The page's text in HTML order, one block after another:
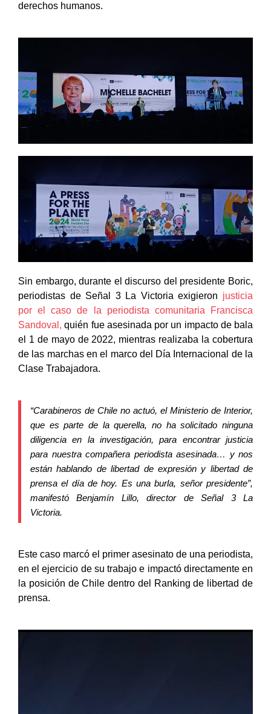
derechos humanos.
Sin embargo, durante el discurso del presidente Boric,
periodistas de Señal 3 La Victoria exigieron justicia
por el caso de la periodista comunitaria Francisca
Sandoval , quién fue asesinada por un impacto de bala
el 1 de mayo de 2022, mientras realizaba la cobertura
de las marchas en el marco del Día Internacional de la
Clase Trabajadora.
“Carabineros de Chile no actuó, el Ministerio de Interior,
que es parte de la querella, no ha solicitado ninguna
diligencia en la investigación, para encontrar justicia
para nuestra compañera periodista asesinada… y nos
están hablando de libertad de expresión y libertad de
prensa el día de hoy. Es una burla, señor presidente”,
manifestó Benjamín Lillo, director de Señal 3 La
Victoria.
Este caso marcó el primer asesinato de una periodista,
en el ejercicio de su trabajo e impactó directamente en
la posición de Chile dentro del Ranking de libertad de
prensa.